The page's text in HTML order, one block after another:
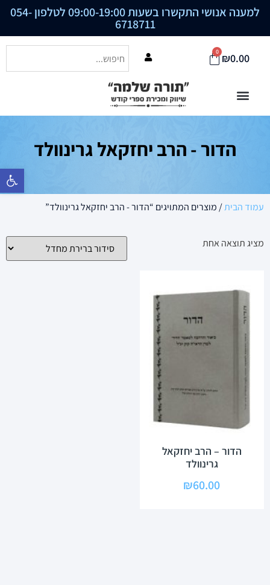
פתח סרגל
למענה אנושי התקשרו בשעות 09:00-19:00 לטלפון 054-
6718711
₪0.00
0
הדור - הרב יחזקאל גרינוולד
עמוד הבית/ מוצרים המתויגים “הדור - הרב יחזקאל גרינוולד”
מציג תוצאה אחת
הדור – הרב יחזקאל
גרינוולד
₪60.00